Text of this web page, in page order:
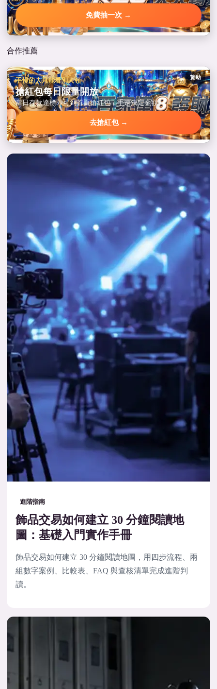
免費抽一次 →
合作推薦
贊助
手慢的人只能看別人領
搶紅包每日限量開放
當日存款達標即可到首頁搶紅包，手速決定金額。
去搶紅包 →
進階指南
飾品交易如何建立 30 分鐘閱讀地
圖：基礎入門實作手冊
飾品交易如何建立 30 分鐘閱讀地圖，用四步流程、兩
組數字案例、比較表、FAQ 與查核清單完成進階判
讀。